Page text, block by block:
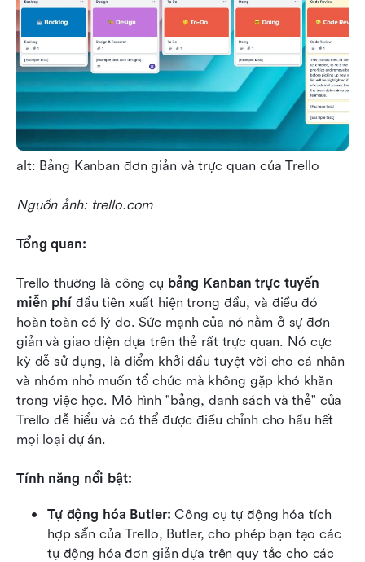
alt: Bảng Kanban đơn giản và trực quan của Trello
Nguồn ảnh: trello.com
Tổng quan:
Trello thường là công cụ bảng Kanban trực tuyến
miễn phí đầu tiên xuất hiện trong đầu, và điều đó
hoàn toàn có lý do. Sức mạnh của nó nằm ở sự đơn
giản và giao diện dựa trên thẻ rất trực quan. Nó cực
kỳ dễ sử dụng, là điểm khởi đầu tuyệt vời cho cá nhân
và nhóm nhỏ muốn tổ chức mà không gặp khó khăn
trong việc học. Mô hình "bảng, danh sách và thẻ" của
Trello dễ hiểu và có thể được điều chỉnh cho hầu hết
mọi loại dự án.
Tính năng nổi bật:
Tự động hóa Butler: Công cụ tự động hóa tích
hợp sẵn của Trello, Butler, cho phép bạn tạo các
tự động hóa đơn giản dựa trên quy tắc cho các